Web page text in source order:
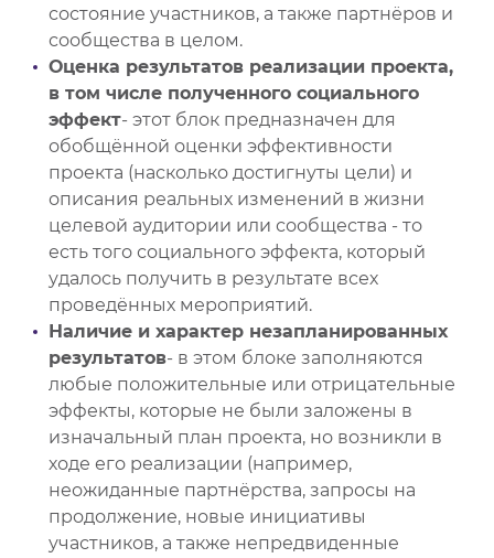
состояние участников, а также партнёров и
сообщества в целом.
Оценка результатов реализации проекта,
в том числе полученного социального
эффект- этот блок предназначен для
обобщённой оценки эффективности
проекта (насколько достигнуты цели) и
описания реальных изменений в жизни
целевой аудитории или сообщества - то
есть того социального эффекта, который
удалось получить в результате всех
проведённых мероприятий.
Наличие и характер незапланированных
результатов- в этом блоке заполняются
любые положительные или отрицательные
эффекты, которые не были заложены в
изначальный план проекта, но возникли в
ходе его реализации (например,
неожиданные партнёрства, запросы на
продолжение, новые инициативы
участников, а также непредвиденные